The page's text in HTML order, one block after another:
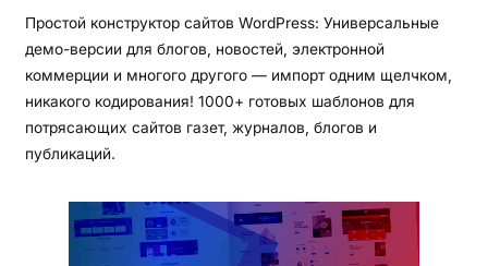
Простой конструктор сайтов WordPress: Универсальные
демо-версии для блогов, новостей, электронной
коммерции и многого другого — импорт одним щелчком,
никакого кодирования! 1000+ готовых шаблонов для
потрясающих сайтов газет, журналов, блогов и
публикаций.